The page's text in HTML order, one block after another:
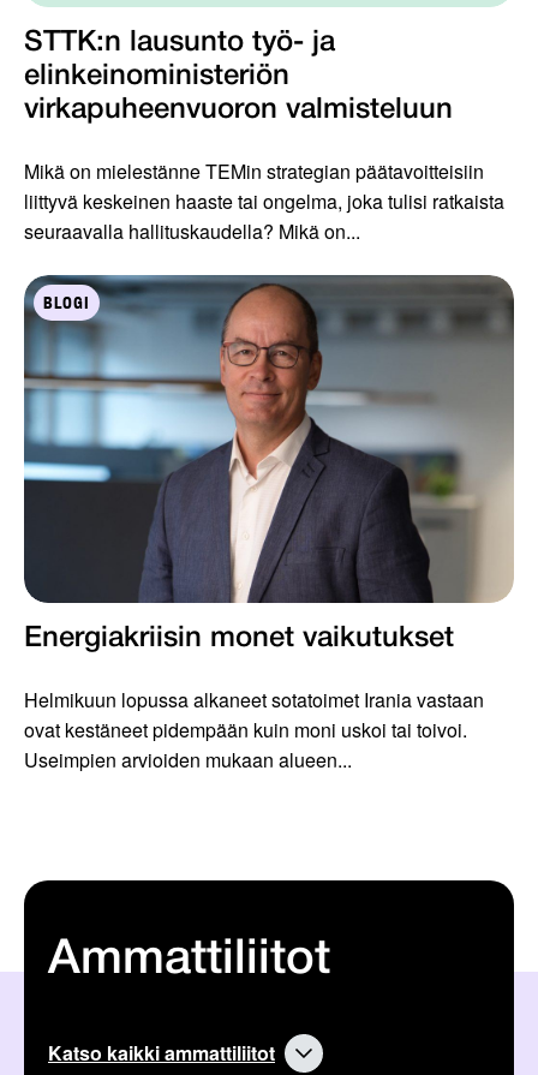
STTK:n lausunto työ- ja
elinkeinoministeriön
virkapuheenvuoron valmisteluun
Mikä on mielestänne TEMin strategian päätavoitteisiin
liittyvä keskeinen haaste tai ongelma, joka tulisi ratkaista
seuraavalla hallituskaudella? Mikä on...
BLOGI
Energiakriisin monet vaikutukset
Helmikuun lopussa alkaneet sotatoimet Irania vastaan
ovat kestäneet pidempään kuin moni uskoi tai toivoi.
Useimpien arvioiden mukaan alueen...
Ammattiliitot
Katso kaikki ammattiliitot